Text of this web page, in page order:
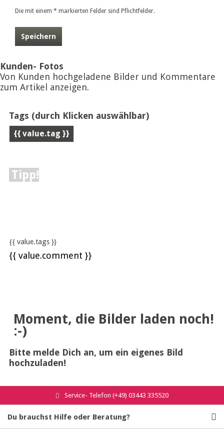
Die mit einem * markierten Felder sind Pflichtfelder.
Speichern
Kunden- Fotos
Von Kunden hochgeladene Bilder und Kommentare
zum Artikel anzeigen.
Tags (durch Klicken auswählbar)
{{ value.tag }}
Tipp!
{{ value.tags }}
{{ value.comment }}
Moment, die Bilder laden noch!
:-)
Bitte melde Dich an, um ein eigenes Bild
hochzuladen!
Service- Telefon (+49) 03443 335520
Du brauchst Hilfe oder Beratung?